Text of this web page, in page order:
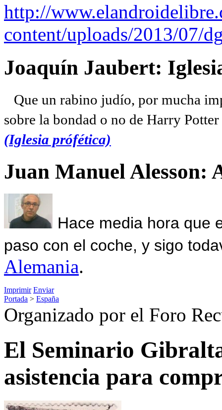
http://
content/uploads/2013/07/
Joaquín Jaubert:
Que un rabino judío, por mucha
sobre la bondad o no de Harry
(Iglesia prófética)
Juan Manuel Alesson:
Hace media hora que
paso con el coche, y sigo
Alemania.
Imprimir Enviar
Portada > España
Organizado por el Foro
El Seminario
asistencia para